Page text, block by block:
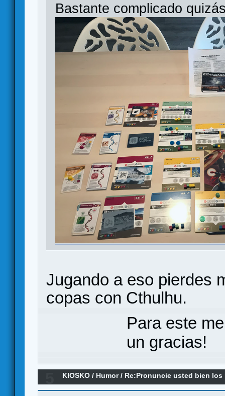
Bastante complicado
Jugando a eso pierdes
copas con Cthulhu.
Para este
un gracias!
KIOSKO / Humor/ Re:Pronuncie usted bien